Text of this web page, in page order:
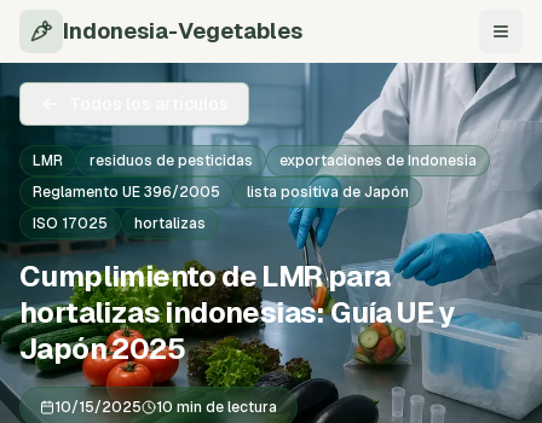
Indonesia-Vegetables
LMR residuos de pesticidas
exportaciones de Indonesia
Reglamento UE 396/2005
lista positiva de Japón
ISO 17025
hortalizas
Cumplimiento de LMR para
hortalizas indonesias: Guía UE y
Japón 2025
10/15/2025 10 min de lectura